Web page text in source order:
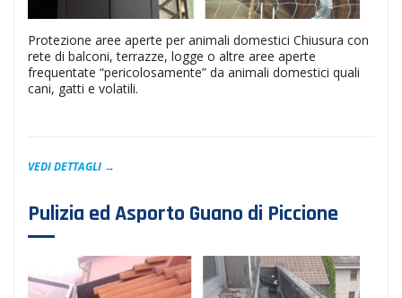
Protezione aree aperte per animali domestici Chiusura con
rete di balconi, terrazze, logge o altre aree aperte
frequentate “pericolosamente” da animali domestici quali
cani, gatti e volatili.
VEDI DETTAGLI →
Pulizia ed Asporto Guano di Piccione